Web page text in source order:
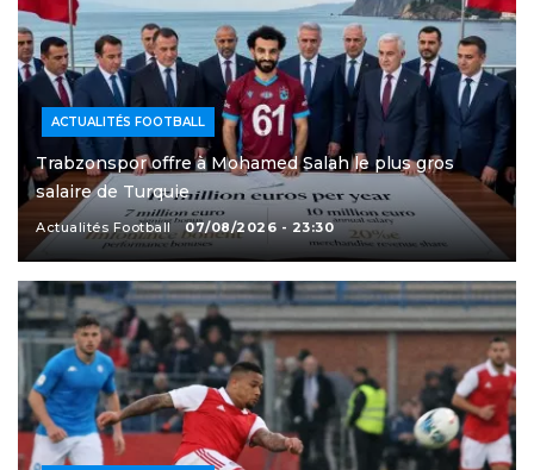
ACTUALITÉS FOOTBALL
Trabzonspor offre à Mohamed Salah le plus gros
salaire de Turquie
Actualités Football 07/08/2026 - 23:30